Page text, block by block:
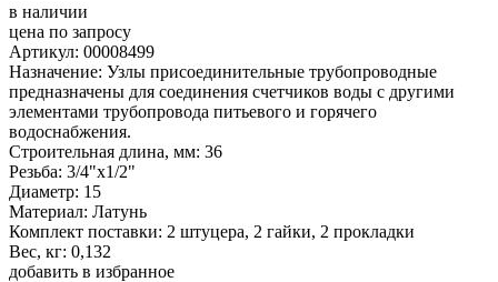
в наличии
цена по запросу
Артикул: 00008499
Назначение: Узлы присоединительные трубопроводные
предназначены для соединения счетчиков воды с другими
элементами трубопровода питьевого и горячего
водоснабжения.
Строительная длина, мм: 36
Резьба: 3/4"х1/2"
Диаметр: 15
Материал: Латунь
Комплект поставки: 2 штуцера, 2 гайки, 2 прокладки
Вес, кг: 0,132
добавить в избранное